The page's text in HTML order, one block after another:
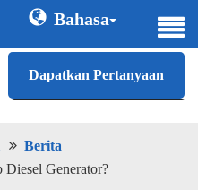
Bahasa
Dapatkan Pertanyaan
Berita
Generator?